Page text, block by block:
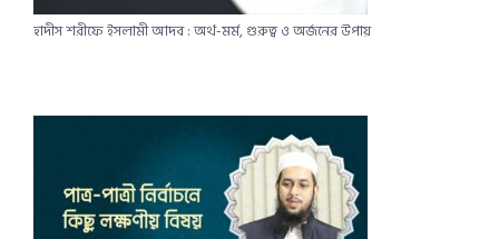
হাদীস শরীফে ইসলামী আদব : অর্থ-মর্ম, গুরুত্ব ও অর্জনের উপায়